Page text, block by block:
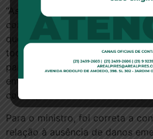
“Assim, optando os adquirentes
com a contratação de outra
que eles abrem mão de receber
todos os valores pagos, além
para prosseguirem, por conta
empreendimento, assumindo,
consequências dessa
Para o ministro, foi correta a
relação à ausência de danos